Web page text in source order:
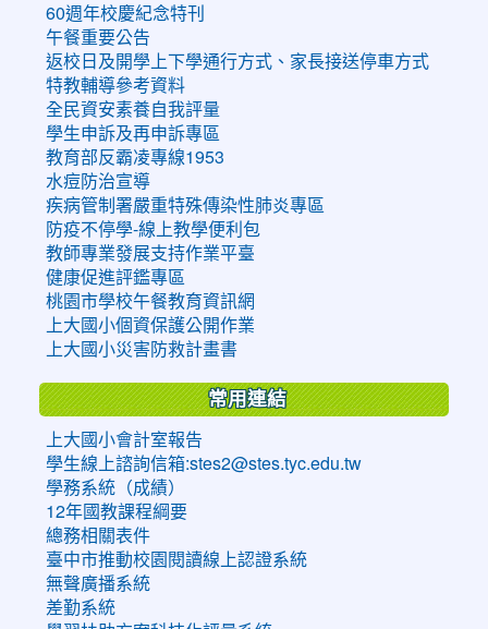
60週年校慶紀念特刊
午餐重要公告
返校日及開學上下學通行方式、家長接送停車方式
特教輔導參考資料
全民資安素養自我評量
學生申訴及再申訴專區
教育部反霸凌專線1953
水痘防治宣導
疾病管制署嚴重特殊傳染性肺炎專區
防疫不停學-線上教學便利包
教師專業發展支持作業平臺
健康促進評鑑專區
桃園市學校午餐教育資訊網
上大國小個資保護公開作業
上大國小災害防救計畫書
常用連結
上大國小會計室報告
學生線上諮詢信箱:stes2@stes.tyc.edu.tw
學務系統（成績）
12年國教課程綱要
總務相關表件
臺中市推動校園閱讀線上認證系統
無聲廣播系統
差勤系統